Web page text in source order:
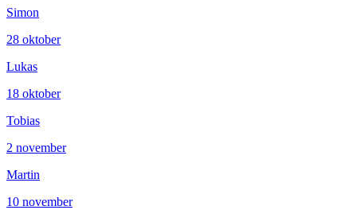
Simon
28 oktober
Lukas
18 oktober
Tobias
2 november
Martin
10 november